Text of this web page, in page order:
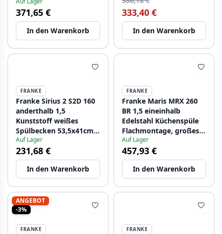
371,65 €
In den Warenkorb
333,40 €
In den Warenkorb
FRANKE
Franke Sirius 2 S2D 160
anderthalb 1,5
Kunststoff weißes
Spülbecken 53,5x41cm
Unterbau 125.0252.219
Auf Lager
231,68 €
In den Warenkorb
FRANKE
Franke Maris MRX 260
BR 1,5 eineinhalb
Edelstahl Küchenspüle
Flachmontage, großes
Becken rechts
1270568040
Auf Lager
457,93 €
In den Warenkorb
ANGEBOT
-3%
FRANKE FRANKE